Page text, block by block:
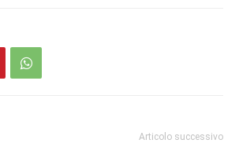
Articolo successivo